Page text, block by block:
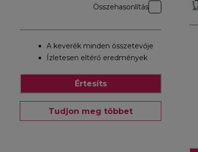
Összehasonlítás
A keverék minden összetevője
Ízletesen eltérő eredmények
Értesíts
Tudjon meg többet